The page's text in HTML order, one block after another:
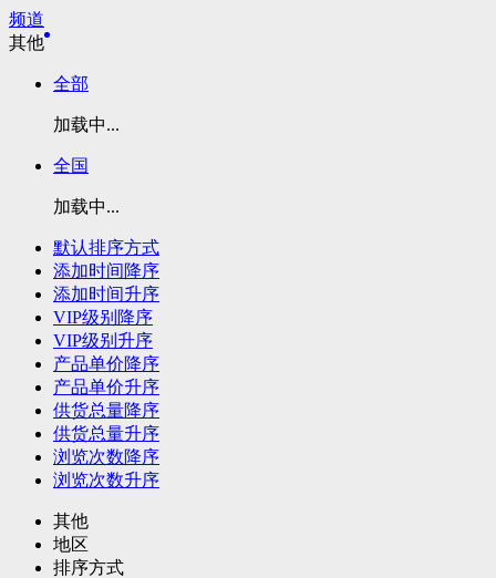
频道
其他
全部
加载中...
全国
加载中...
默认排序方式
添加时间降序
添加时间升序
VIP级别降序
VIP级别升序
产品单价降序
产品单价升序
供货总量降序
供货总量升序
浏览次数降序
浏览次数升序
其他
地区
排序方式